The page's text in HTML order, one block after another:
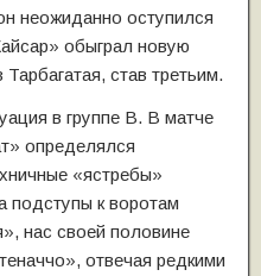
неожиданно оступился
обыграл новую
став третьим.
в группе В. В матче
определялся
«ястребы»
подступы к воротам
нас своей половине
отвечая редкими